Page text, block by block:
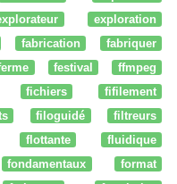
exploration
fabrication
fabriquer
festival
ffmpeg
fichiers
fifilement
filoguidé
filtreurs
flottante
fluidique
fondamentaux
format